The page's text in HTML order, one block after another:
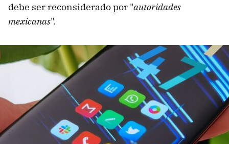
debe ser reconsiderado por "autoridades
mexicanas".